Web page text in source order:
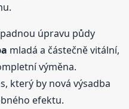
úpravu půdy
mladá a částečně vitální,
výměna.
který by nová výsadba
efektu.